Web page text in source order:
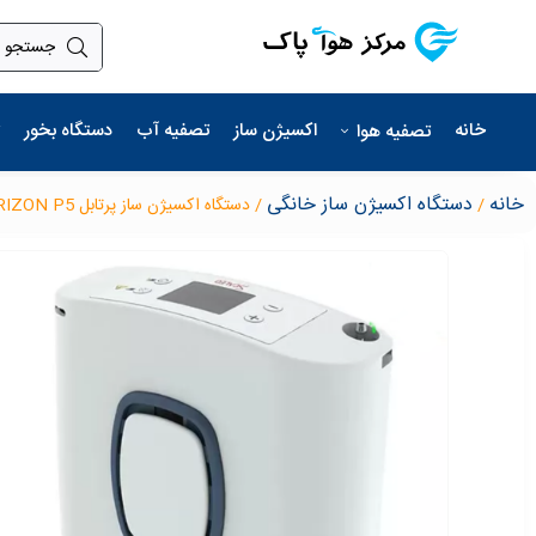
خانه تصفیه هوا اکسیژن ساز تصفیه آب دستگاه بخور
خانه / دستگاه اکسیژن ساز خانگی / دستگاه اکسیژن ساز پرتابل HORIZON P5